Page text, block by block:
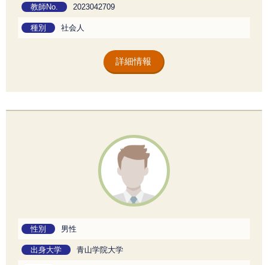
教師No. 2023042709
種別 社会人
詳細情報
性別 男性
出身大学 青山学院大学